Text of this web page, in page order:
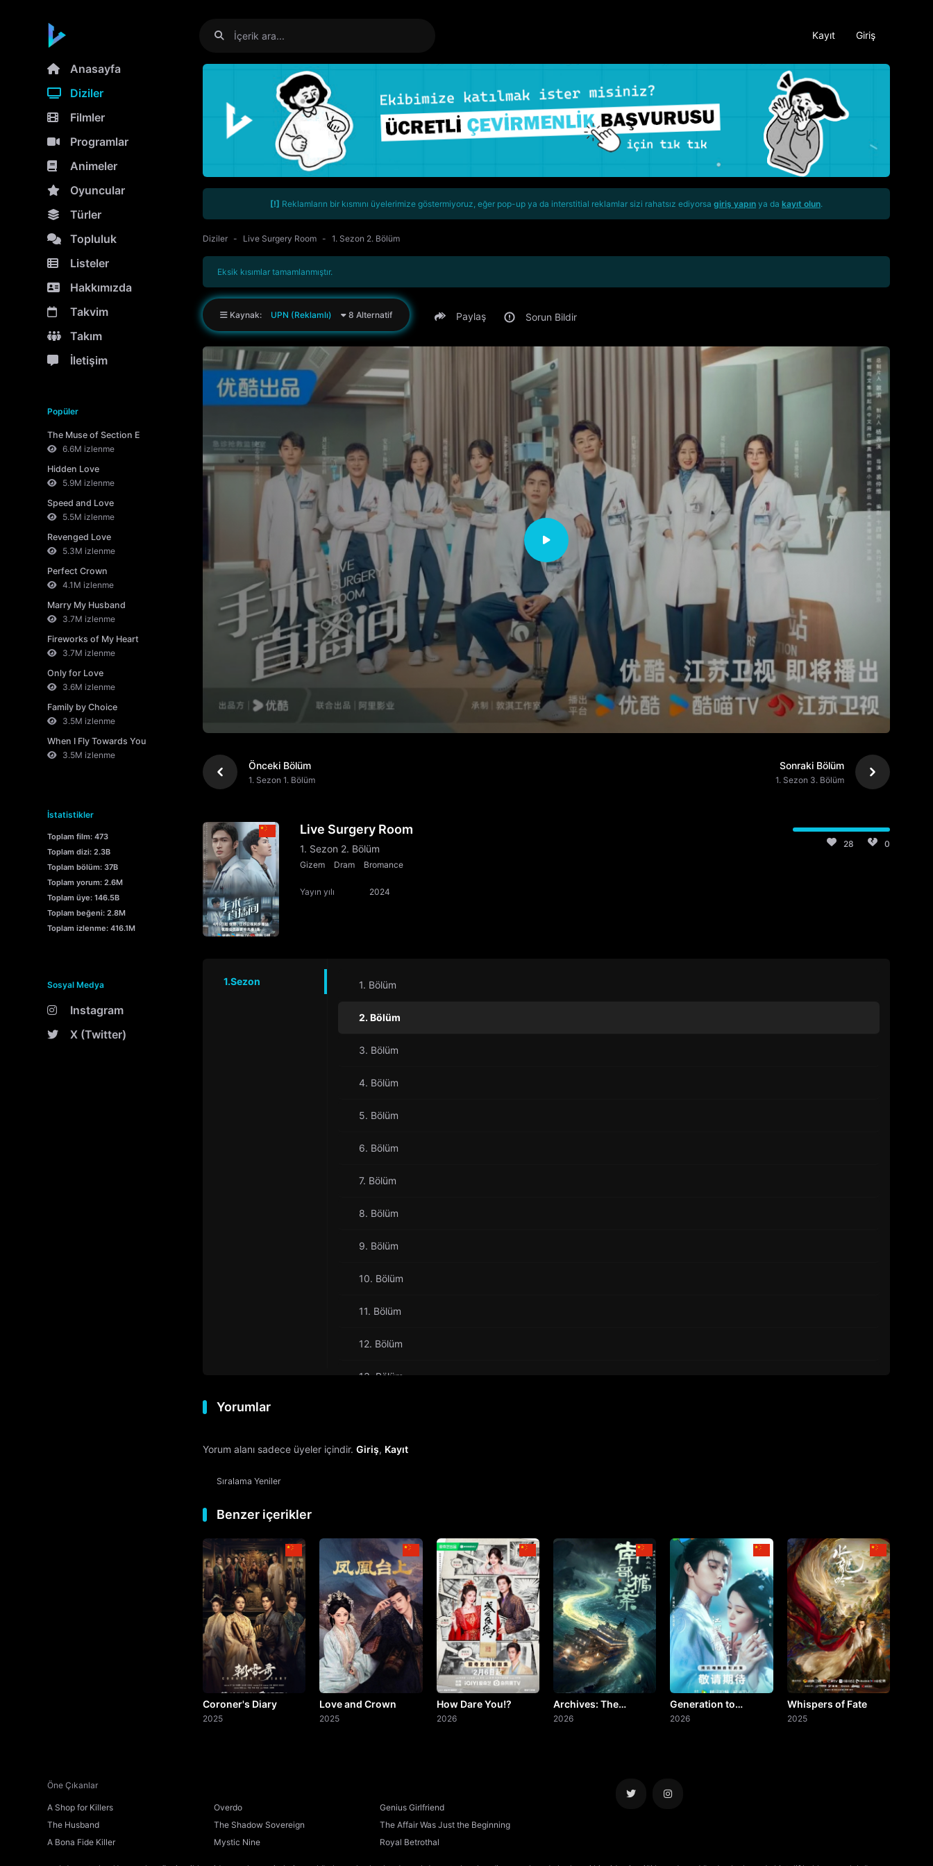
Kayıt Giriş
Anasayfa
Diziler
Filmler
Programlar
Animeler
Oyuncular
Türler
Topluluk
Listeler
Hakkımızda
Takvim
Takım
İletişim
Popüler
The Muse of Section E
6.6M izlenme
Hidden Love
5.9M izlenme
Speed and Love
5.5M izlenme
Revenged Love
5.3M izlenme
Perfect Crown
4.1M izlenme
Marry My Husband
3.7M izlenme
Fireworks of My Heart
3.7M izlenme
Only for Love
3.6M izlenme
Family by Choice
3.5M izlenme
When I Fly Towards You
3.5M izlenme
İstatistikler
Toplam film: 473
Toplam dizi: 2.3B
Toplam bölüm: 37B
Toplam yorum: 2.6M
Toplam üye: 146.5B
Toplam beğeni: 2.8M
Toplam izlenme: 416.1M
Sosyal Medya
Instagram
X (Twitter)
[!] Reklamların bir kısmını üyelerimize göstermiyoruz, eğer pop-up ya da interstitial reklamlar sizi rahatsız ediyorsa giriş yapın ya da kayıt olun.
Diziler Live Surgery Room 1. Sezon 2. Bölüm
Eksik kısımlar tamamlanmıştır.
Kaynak: UPN (Reklamlı) 8 Alternatif Paylaş Sorun Bildir
Önceki Bölüm
1. Sezon 1. Bölüm
Sonraki Bölüm
1. Sezon 3. Bölüm
Live Surgery Room
1. Sezon 2. Bölüm
Gizem Dram Bromance
Yayın yılı 2024
28 0
1.Sezon 1. Bölüm
2. Bölüm
3. Bölüm
4. Bölüm
5. Bölüm
6. Bölüm
7. Bölüm
8. Bölüm
9. Bölüm
10. Bölüm
11. Bölüm
12. Bölüm
13. Bölüm
18. Bölüm
19. Bölüm
20. Bölüm
21. Bölüm
22. Bölüm
23. Bölüm
Yorumlar
Yorum alanı sadece üyeler içindir. Giriş, Kayıt
Sıralama Yeniler
Benzer içerikler
Coroner's Diary
2025
Love and Crown
2025
How Dare You!?
2026
Archives: The
Nanyang Mystery
2026
Generation to
Generation
2026
Whispers of Fate
2025
Öne Çıkanlar
A Shop for Killers Overdo
Genius Girlfriend
The Husband
The Shadow Sovereign
The Affair Was Just the Beginning
A Bona Fide Killer
Mystic Nine Royal Betrothal